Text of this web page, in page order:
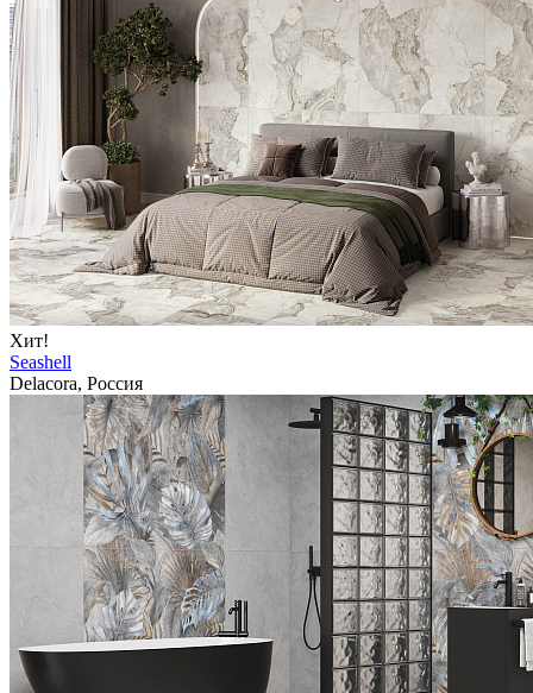
Хит!
Seashell
Delacora, Россия